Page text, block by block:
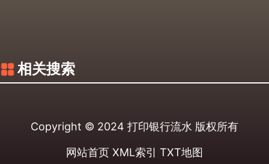
相关搜索
Copyright © 2024 打印银行流水 版权所有
网站首页 XML索引 TXT地图